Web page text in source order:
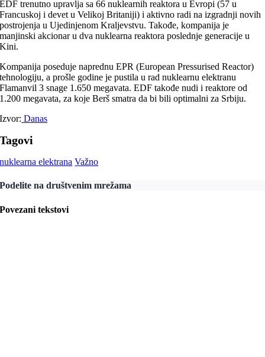
EDF trenutno upravlja sa 66 nuklearnih reaktora u Evropi (57 u
Francuskoj i devet u Velikoj Britaniji) i aktivno radi na izgradnji novih
postrojenja u Ujedinjenom Kraljevstvu. Takođe, kompanija je
manjinski akcionar u dva nuklearna reaktora poslednje generacije u
Kini.
Kompanija poseduje naprednu EPR (European Pressurised Reactor)
tehnologiju, a prošle godine je pustila u rad nuklearnu elektranu
Flamanvil 3 snage 1.650 megavata. EDF takođe nudi i reaktore od
1.200 megavata, za koje Berš smatra da bi bili optimalni za Srbiju.
Izvor: Danas
Tagovi
nuklearna elektrana Važno
Podelite na društvenim mrežama
Povezani tekstovi